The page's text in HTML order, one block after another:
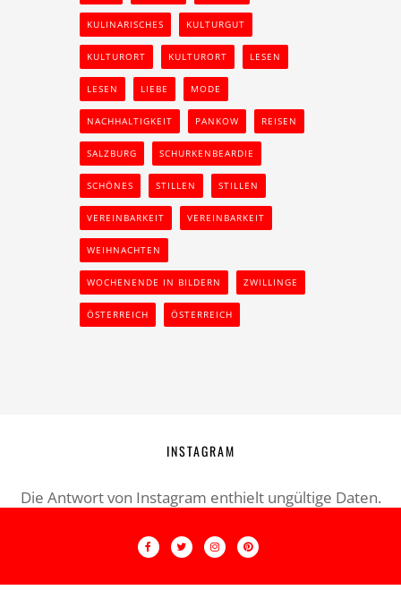
KULINARISCHES KULTURGUT
KULTURORT KULTURORT LESEN
LESEN LIEBE MODE
NACHHALTIGKEIT PANKOW REISEN
SALZBURG SCHURKENBEARDIE
SCHÖNES STILLEN STILLEN
VEREINBARKEIT VEREINBARKEIT
WEIHNACHTEN
WOCHENENDE IN BILDERN ZWILLINGE
ÖSTERREICH ÖSTERREICH
INSTAGRAM
Die Antwort von Instagram enthielt ungültige Daten.